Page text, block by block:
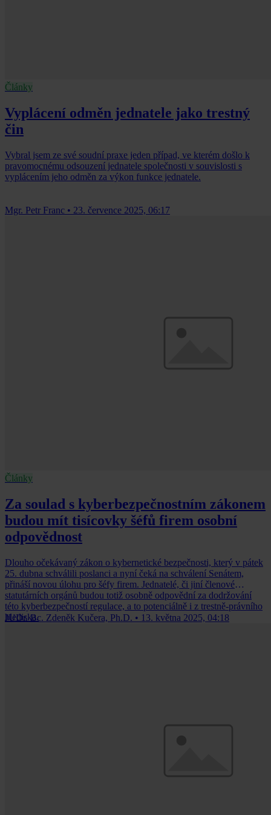
Články
Vyplácení odměn jednatele jako trestný
čin
Vybral jsem ze své soudní praxe jeden případ, ve kterém došlo k
pravomocnému odsouzení jednatele společnosti v souvislosti s
vyplácením jeho odměn za výkon funkce jednatele.
Mgr. Petr Franc • 23. července 2025, 06:17
Články
Za soulad s kyberbezpečnostním zákonem
budou mít tisícovky šéfů firem osobní
odpovědnost
Dlouho očekávaný zákon o kybernetické bezpečnosti, který v pátek
25. dubna schválili poslanci a nyní čeká na schválení Senátem,
přináší novou úlohu pro šéfy firem. Jednatelé, či jiní členové
statutárních orgánů budou totiž osobně odpovědní za dodržování
této kyberbezpečností regulace, a to potenciálně i z trestně-právního
hlediska.
JUDr. Bc. Zdeněk Kučera, Ph.D. • 13. května 2025, 04:18